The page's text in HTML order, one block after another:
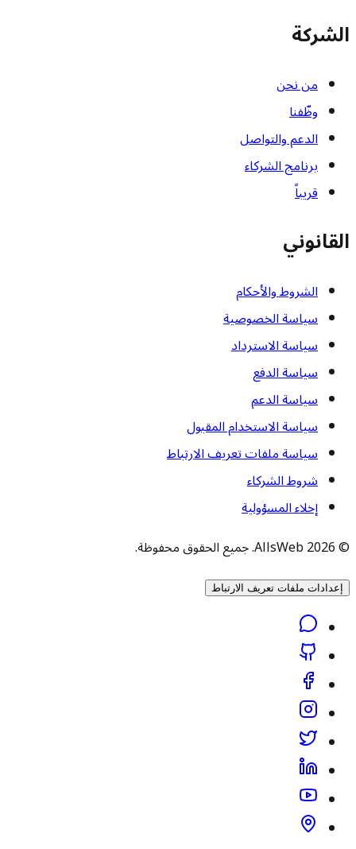
الشركة
من نحن
وظّفنا
الدعم والتواصل
برنامج الشركاء
قريباً
القانوني
الشروط والأحكام
سياسة الخصوصية
سياسة الاسترداد
سياسة الدفع
سياسة الدعم
سياسة الاستخدام المقبول
سياسة ملفات تعريف الارتباط
شروط الشركاء
إخلاء المسؤولية
© 2026 AllsWeb. جميع الحقوق محفوظة.
إعدادات ملفات تعريف الارتباط